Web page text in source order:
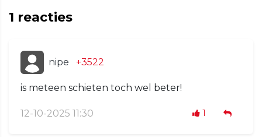
1 reacties
nipe +3522
is meteen schieten toch wel beter!
12-10-2025 11:30 1